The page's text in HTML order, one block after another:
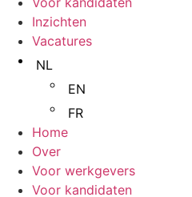
Inzichten
Vacatures
NL
EN
FR
Home
Over
Voor werkgevers
Voor kandidaten